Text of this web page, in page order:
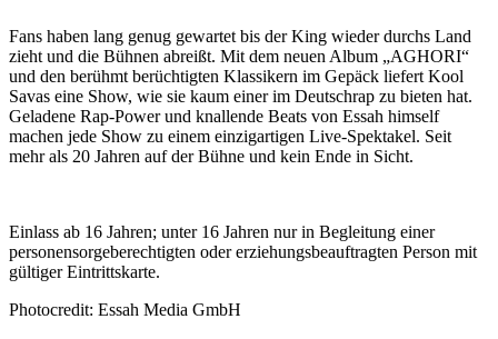
Fans haben lang genug gewartet bis der King wieder durchs Land
zieht und die Bühnen abreißt. Mit dem neuen Album „AGHORI“
und den berühmt berüchtigten Klassikern im Gepäck liefert Kool
Savas eine Show, wie sie kaum einer im Deutschrap zu bieten hat.
Geladene Rap-Power und knallende Beats von Essah himself
machen jede Show zu einem einzigartigen Live-Spektakel. Seit
mehr als 20 Jahren auf der Bühne und kein Ende in Sicht.
Einlass ab 16 Jahren; unter 16 Jahren nur in Begleitung einer
personensorgeberechtigten oder erziehungsbeauftragten Person mit
gültiger Eintrittskarte.
Photocredit: Essah Media GmbH